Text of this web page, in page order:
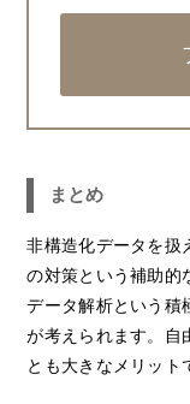
まとめ
非構造化データを扱
の対策という補助的
データ解析という積
が考えられます。自
とも大きなメリット